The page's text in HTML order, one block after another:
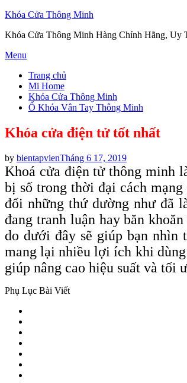
Khóa Cửa Thông Minh
Khóa Cửa Thông Minh Hàng Chính Hãng, Uy
Skip
content
Menu
Trang chủ
Mi Home
Khóa Cửa Thông Minh
Ổ Khóa Vân Tay Thông Minh
Khóa cửa điện tử tốt nhất
by bientapvienPosted
on
Tháng 6 17, 2019
Khoá cửa điện tử thông minh
bị số trong thời đại cách
đổi những thứ dường như đã
đang tranh luận hay băn
do dưới đây sẽ giúp bạn nhìn
mang lại nhiều lợi ích khi dùng
giúp nâng cao hiệu suất và tối
Phụ Lục Bài Viết